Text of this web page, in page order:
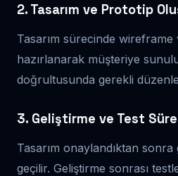
2. Tasarım ve Prototip
Tasarım sürecinde
hazırlanarak müşteriye
doğrultusunda gerekli
3. Geliştirme ve Test
Tasarım onaylandıktan sonra
geçilir. Geliştirme sonrası